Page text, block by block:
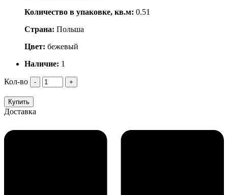
Количество в упаковке, кв.м: 0.51
Страна: Польша
Цвет: бежевый
Наличие: 1
Кол-во - +
Купить
Доставка